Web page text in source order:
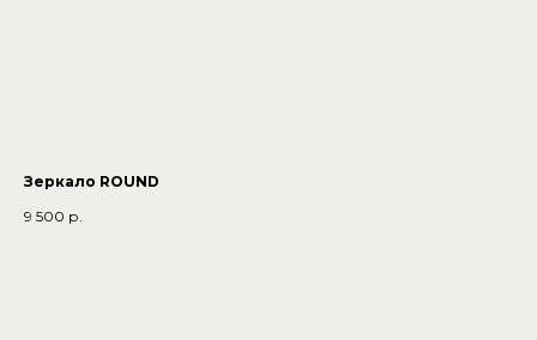
Зеркало ROUND
9 500 р.